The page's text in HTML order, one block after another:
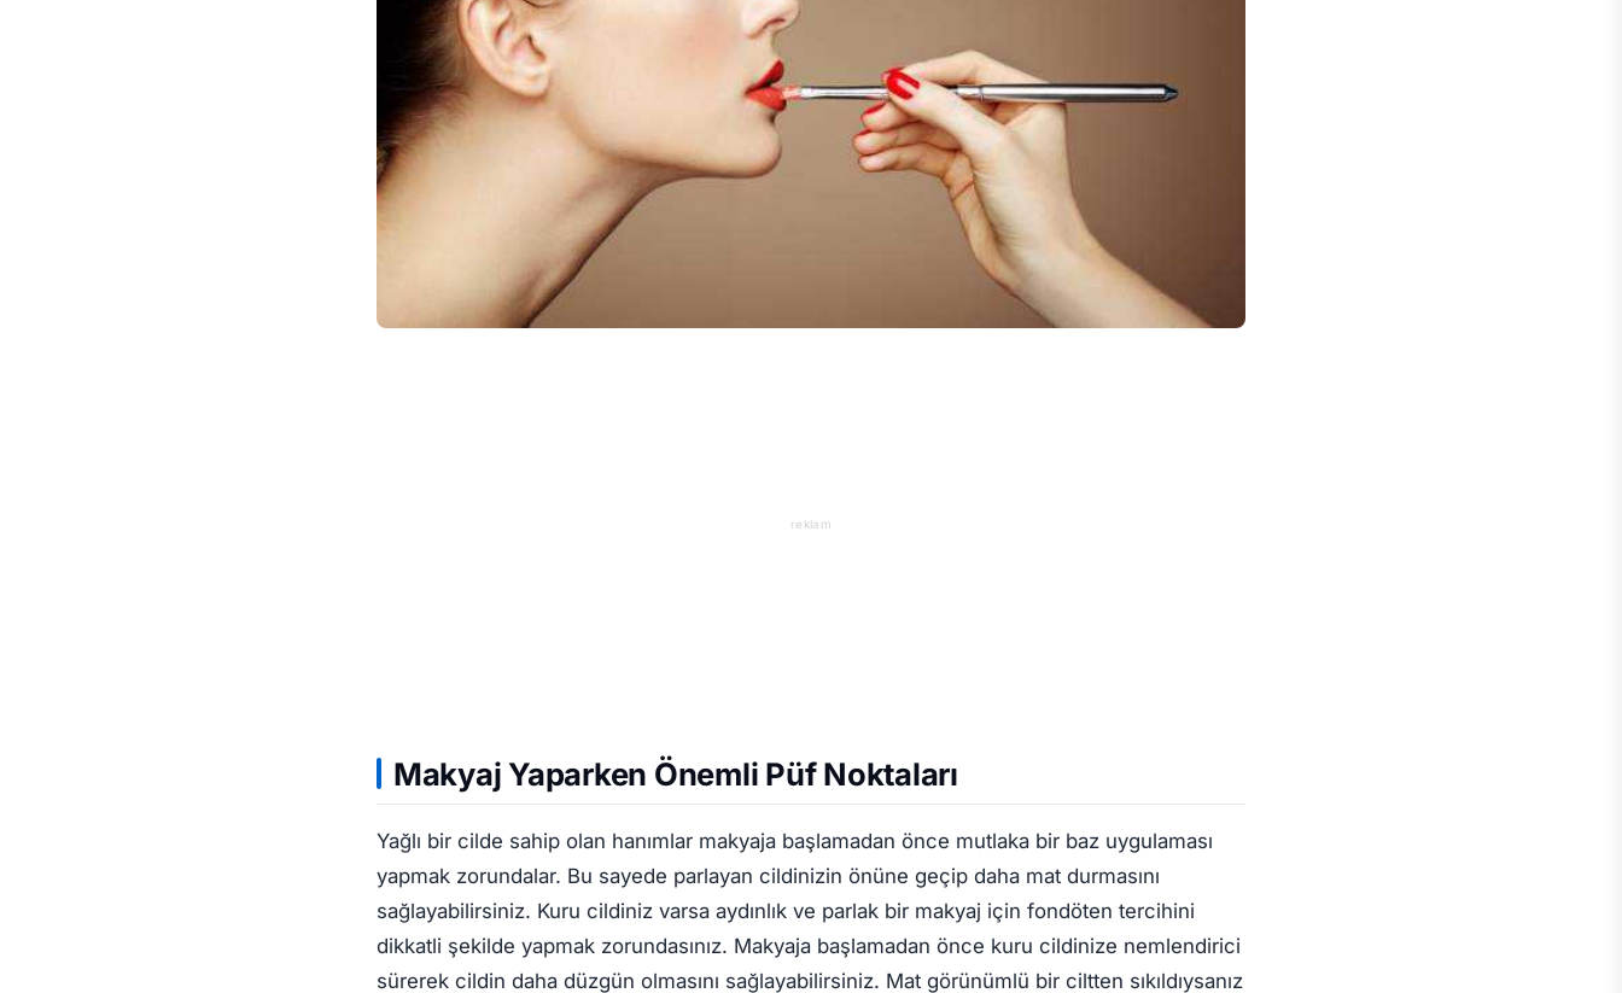
reklam
Makyaj Yaparken Önemli Püf Noktaları
Yağlı bir cilde sahip olan hanımlar makyaja başlamadan önce mutlaka bir baz uygulaması
yapmak zorundalar. Bu sayede parlayan cildinizin önüne geçip daha mat durmasını
sağlayabilirsiniz. Kuru cildiniz varsa aydınlık ve parlak bir makyaj için fondöten tercihini
dikkatli şekilde yapmak zorundasınız. Makyaja başlamadan önce kuru cildinize nemlendirici
sürerek cildin daha düzgün olmasını sağlayabilirsiniz. Mat görünümlü bir ciltten sıkıldıysanız